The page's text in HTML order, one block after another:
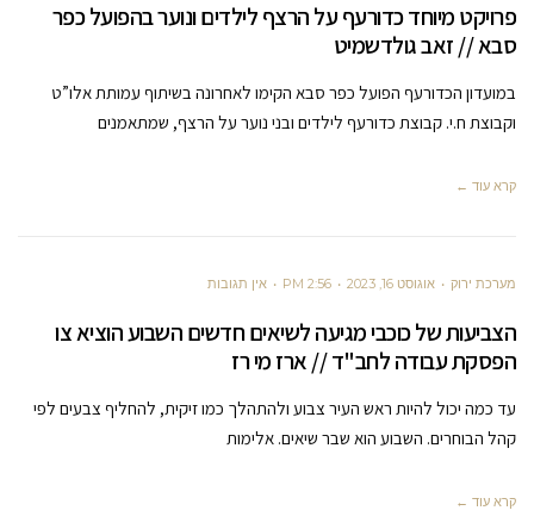
פרויקט מיוחד כדורעף על הרצף לילדים ונוער בהפועל כפר
סבא // זאב גולדשמיט
במועדון הכדורעף הפועל כפר סבא הקימו לאחרונה בשיתוף עמותת אלו”ט
וקבוצת ח.י. קבוצת כדורעף לילדים ובני נוער על הרצף, שמתאמנים
קרא עוד ←
מערכת ירוק אוגוסט 16, 2023 2:56 PM אין תגובות
הצביעות של כוכבי מגיעה לשיאים חדשים השבוע הוציא צו
הפסקת עבודה לחב"ד // ארז מי רז
עד כמה יכול להיות ראש העיר צבוע ולהתהלך כמו זיקית, להחליף צבעים לפי
קהל הבוחרים. השבוע הוא שבר שיאים. אלימות
קרא עוד ←